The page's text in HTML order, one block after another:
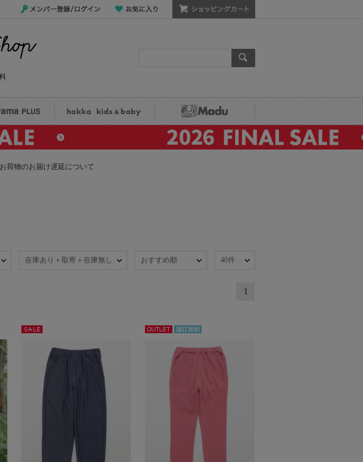
PLUS Madu
荷物のお届け遅延について
在庫あり＋取寄＋在庫無し おすすめ順 40件
1
載